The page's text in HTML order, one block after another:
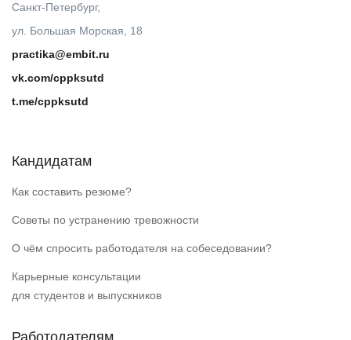
Санкт-Петербург,
ул. Большая Морская, 18
practika@embit.ru
vk.com/cppksutd
t.me/cppksutd
Кандидатам
Как составить резюме?
Советы по устранению тревожности
О чём спросить работодателя на собеседовании?
Карьерные консультации
для студентов и выпускников
Работодателям